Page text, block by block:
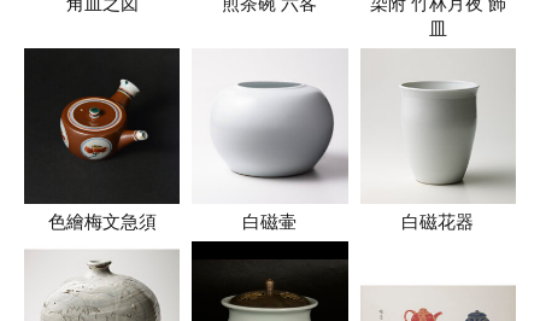
皿
色繪梅文急須 白磁壷 白磁花器